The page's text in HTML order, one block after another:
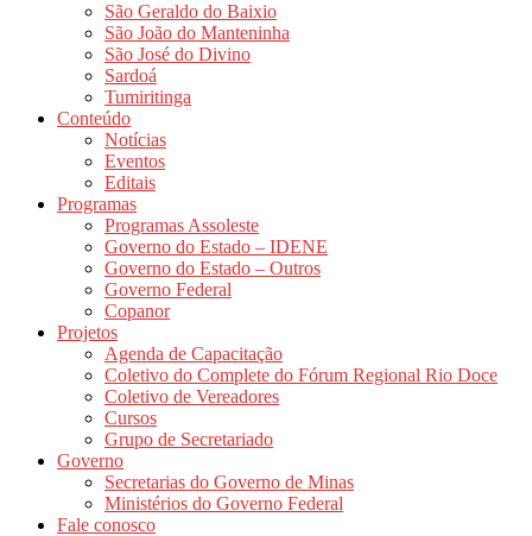
São Geraldo do Baixio
São João do Manteninha
São José do Divino
Sardoá
Tumiritinga
Conteúdo
Notícias
Eventos
Editais
Programas
Programas Assoleste
Governo do Estado – IDENE
Governo do Estado – Outros
Governo Federal
Copanor
Projetos
Agenda de Capacitação
Coletivo do Complete do Fórum Regional Rio Doce
Coletivo de Vereadores
Cursos
Grupo de Secretariado
Governo
Secretarias do Governo de Minas
Ministérios do Governo Federal
Fale conosco